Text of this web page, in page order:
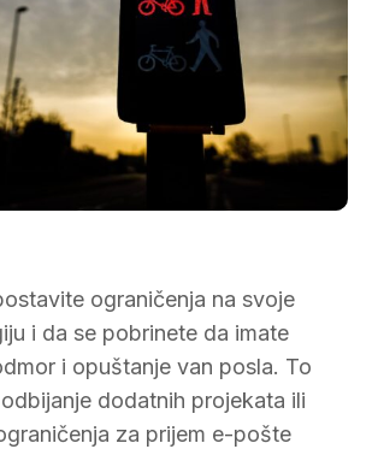
ograničenja na svoje
i da se pobrinete da imate
i opuštanje van posla. To
dodatnih projekata ili
za prijem e-pošte